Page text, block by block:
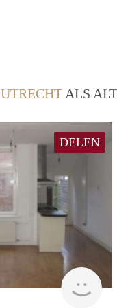
UTRECHT ALS
DELEN